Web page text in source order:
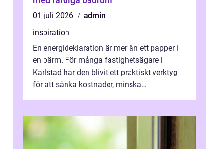
01 juli 2026
admin
inspiration
En energideklaration är mer än ett papper i
en pärm. För många fastighetsägare i
Karlstad har den blivit ett praktiskt verktyg
för att sänka kostnader, minska